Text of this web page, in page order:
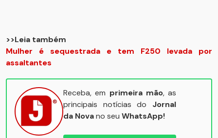
>>Leia também
Mulher é sequestrada e tem F250 levada por
assaltantes
Receba, em primeira mão, as
principais notícias do Jornal
da Novano seu WhatsApp!